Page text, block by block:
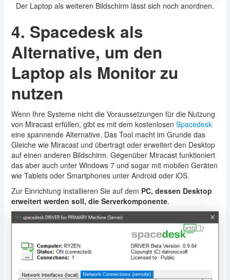
Der Laptop als weiteren Bildschirm lässt sich noch anordnen.
4. Spacedesk als
Alternative, um den
Laptop als Monitor zu
nutzen
Wenn Ihre Systeme nicht die Voraussetzungen für die Nutzung
von Miracast erfüllen, gibt es mit dem kostenlosen Spacedesk
eine spannende Alternative. Das Tool macht im Grunde das
Gleiche wie Miracast und übertragt oder erweitert den Desktop
auf einen anderen Bildschirm. Gegenüber Miracast funktioniert
das aber auch unter Windows 7 und sogar mit mobilen Geräten
wie Tablets oder Smartphones unter Android oder iOS.
Zur Einrichtung installieren Sie auf dem PC, dessen Desktop
erweitert werden soll, die Serverkomponente.